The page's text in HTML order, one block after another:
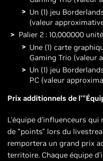
Un (1) jeu
(valeur
Palier 2 : 10,000000
Une (1) carte
Gaming Trio (valeur
Un (1) jeu
PC (valeur
Prix additionnels de
L'équipe d'influenceurs
de "points" lors du
remportera un grand prix
territoire. Chaque équipe